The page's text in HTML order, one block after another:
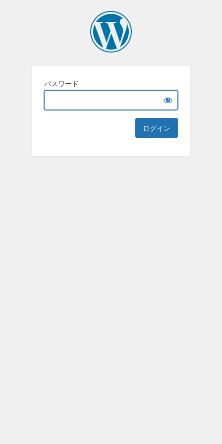
パスワード